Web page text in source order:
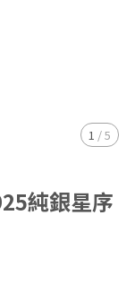
1 /5
純銀星序